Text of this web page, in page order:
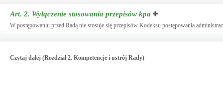
Art. 2. Wyłączenie stosowania przepisów kpa
W postępowaniu przed Radą nie stosuje się przepisów Kodeksu postępowania
Czytaj dalej (Rozdział 2. Kompetencje i ustrój Rady)